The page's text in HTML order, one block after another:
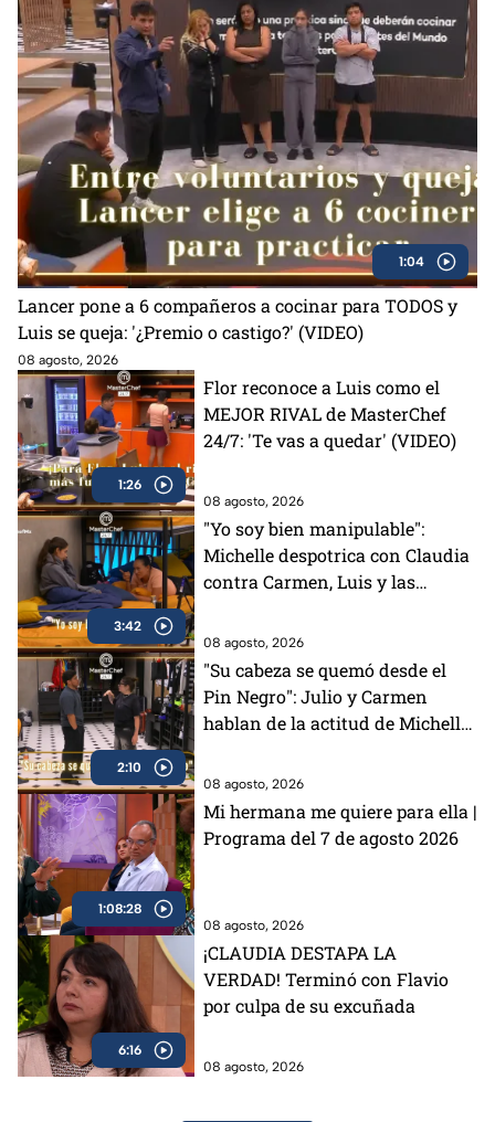
1:04
Lancer pone a 6 compañeros a cocinar para TODOS y
Luis se queja: '¿Premio o castigo?' (VIDEO)
08 agosto, 2026
1:26
Flor reconoce a Luis como el
MEJOR RIVAL de MasterChef
24/7: 'Te vas a quedar' (VIDEO)
08 agosto, 2026
3:42
"Yo soy bien manipulable":
Michelle despotrica con Claudia
contra Carmen, Luis y las
(VIDEO)
08 agosto, 2026
2:10
"Su cabeza se quemó desde el
Pin Negro": Julio y Carmen
hablan de la actitud de Michelle
08 agosto, 2026
1:08:28
Mi hermana me quiere para ella |
Programa del 7 de agosto 2026
08 agosto, 2026
6:16
¡CLAUDIA DESTAPA LA
VERDAD! Terminó con Flavio
por culpa de su excuñada
08 agosto, 2026